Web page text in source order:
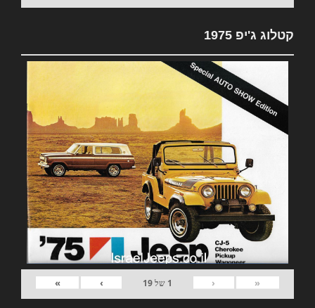
קטלוג ג'יפ 1975
«
‹
1 של19
›
»